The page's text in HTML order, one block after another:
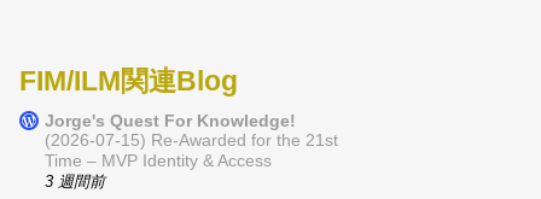
FIM/ILM関連Blog
Jorge's Quest For Knowledge!
(2026-07-15) Re-Awarded for the 21st
Time – MVP Identity & Access
3 週間前